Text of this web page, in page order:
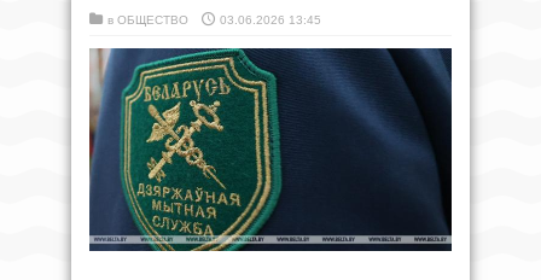
в ОБЩЕСТВО 03.06.2026 13:45